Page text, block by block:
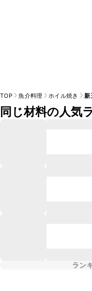
TOP 魚介料理 ホイル焼き 新
同じ材料の人気
ラン